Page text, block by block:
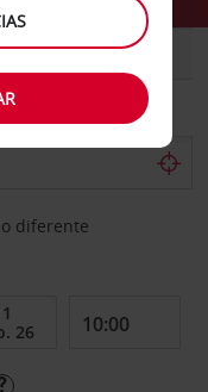
COMERCIAIS
diferente